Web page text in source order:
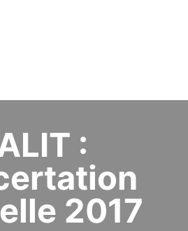
:
2017